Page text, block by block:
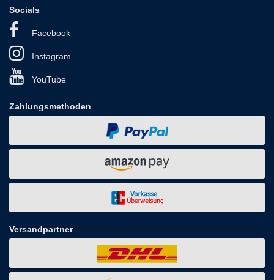
Socials
Facebook
Instagram
YouTube
Zahlungsmethoden
Versandpartner